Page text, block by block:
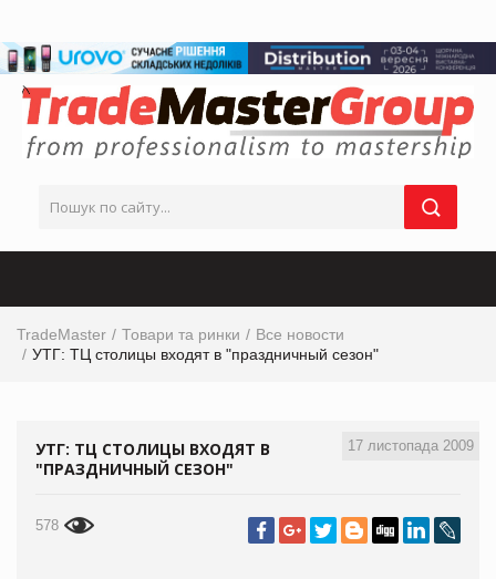
TradeMaster Товари та ринки
Все новости
УТГ: ТЦ столицы входят в "праздничный сезон"
17 листопада 2009
УТГ: ТЦ СТОЛИЦЫ ВХОДЯТ В
"ПРАЗДНИЧНЫЙ СЕЗОН"
578